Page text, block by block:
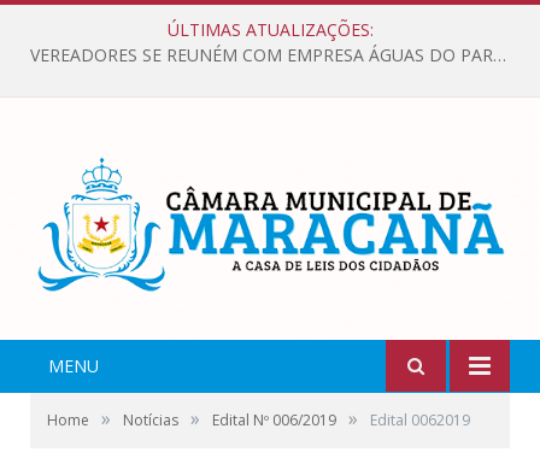
ÚLTIMAS ATUALIZAÇÕES:
VEREADORES SE REUNÉM COM EMPRESA ÁGUAS DO PARÁ, PARA APRESENTAR REIVINDICAÇÕES E MELHORIAS NA QUALIDADE DOS SERVIÇOS OFERECIDOS Á POPULAÇÃO.
MENU
Home » Notícias » Edital Nº 006/2019 » Edital 0062019